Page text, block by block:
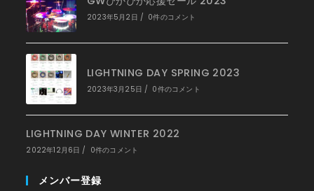
開
く
2023年5月2日 / 0件のコメント
LIGHTNING DAY SPRING 2023
2023年3月25日 / 0件のコメント
LIGHTNING DAY WINTER 2022
2022年12月6日 / 0件のコメント
メンバー登録